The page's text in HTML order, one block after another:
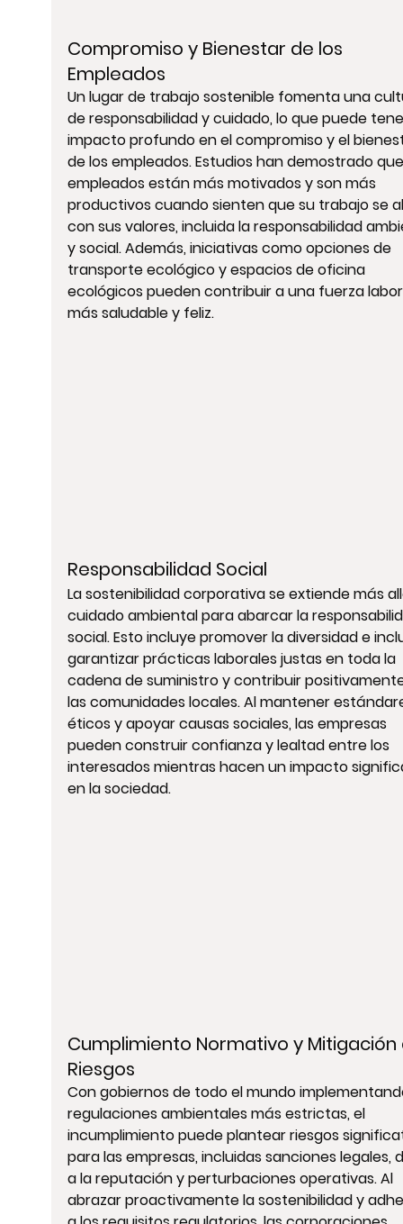
Compromiso y Bienestar de los
Empleados
Un lugar de trabajo sostenible fomenta una
de responsabilidad y cuidado, lo que puede
impacto profundo en el compromiso y el
de los empleados. Estudios han demostrado
empleados están más motivados y son más
productivos cuando sienten que su trabajo se
con sus valores, incluida la responsabilidad
y social. Además, iniciativas como opciones de
transporte ecológico y espacios de oficina
ecológicos pueden contribuir a una fuerza
más saludable y feliz.
Responsabilidad Social
La sostenibilidad corporativa se extiende más
cuidado ambiental para abarcar la
social. Esto incluye promover la diversidad e
garantizar prácticas laborales justas en toda la
cadena de suministro y contribuir
las comunidades locales. Al mantener
éticos y apoyar causas sociales, las empresas
pueden construir confianza y lealtad entre los
interesados mientras hacen un impacto
en la sociedad.
Cumplimiento Normativo y
Riesgos
Con gobiernos de todo el mundo
regulaciones ambientales más estrictas, el
incumplimiento puede plantear riesgos
para las empresas, incluidas sanciones legales,
a la reputación y perturbaciones operativas. Al
abrazar proactivamente la sostenibilidad y